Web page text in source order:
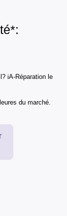
iA-Réparation le
du marché.